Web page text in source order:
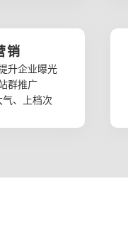
销
升企业曝光
群推广
、上档次